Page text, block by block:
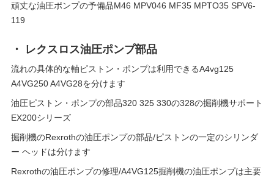
頑丈な油圧ポンプの予備品M46 MPV046 MF35 MPTO35 SPV6-
119
・ レクスロス油圧ポンプ部品
流れの具体的な軸ピストン・ポンプは利用できるA4vg125
A4VG250 A4VG28を分けます
油圧ピストン・ポンプの部品320 325 330の328の掘削機サポート
EX200シリーズ
掘削機のRexrothの油圧ポンプの部品/ピストンの一定のシリンダ
ー ヘッドは分けます
Rexrothの油圧ポンプの修理/A4VG125掘削機の油圧ポンプは主要